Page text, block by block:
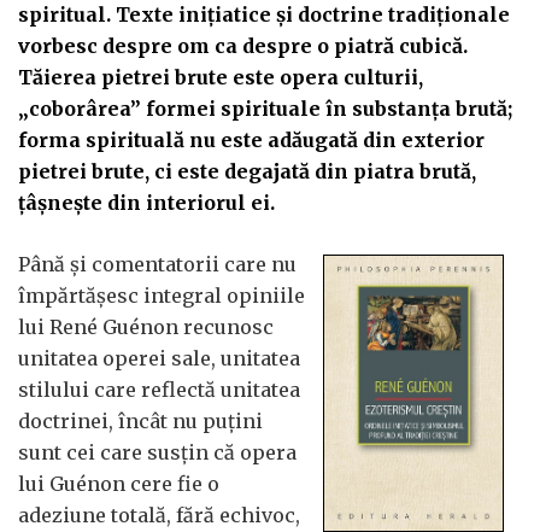
spiritual. Texte inițiatice și doctrine tradiționale
vorbesc despre om ca despre o piatră cubică.
Tăierea pietrei brute este opera culturii,
„coborârea” formei spirituale în substanța brută;
forma spirituală nu este adăugată din exterior
pietrei brute, ci este degajată din piatra brută,
țâșnește din interiorul ei.
Până și comentatorii care nu
împărtășesc integral opiniile
lui René Guénon recunosc
unitatea operei sale, unitatea
stilului care reflectă unitatea
doctrinei, încât nu puțini
sunt cei care susțin că opera
lui Guénon cere fie o
adeziune totală, fără echivoc,